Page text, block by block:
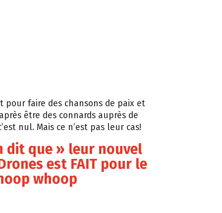
pour faire des chansons de paix et
être des connards auprès de
nul. Mais ce n’est pas leur cas!
dit que » leur nouvel
est FAIT pour le
whoop